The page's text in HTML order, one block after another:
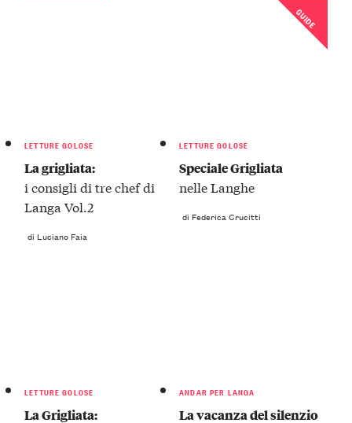
LETTURE GOLOSE
La grigliata:
i consigli di tre chef di
Langa Vol.2
di Luciano Faia
GUIDE
LETTURE GOLOSE
Speciale Grigliata
nelle Langhe
di Federica Crucitti
LETTURE GOLOSE
La Grigliata:
ANDAR PER LANGA
La vacanza del silenzio